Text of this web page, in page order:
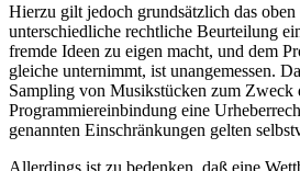
Hierzu gilt jedoch grundsätzlich das oben
unterschiedliche rechtliche Beurteilung
fremde Ideen zu eigen macht, und dem
gleiche unternimmt, ist unangemessen.
Sampling von Musikstücken zum Zweck
Programmiereinbindung eine
genannten Einschränkungen gelten
Allerdings ist zu bedenken, daß eine